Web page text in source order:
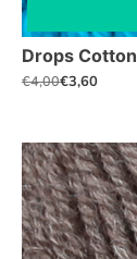
Drops
€4,00
Algne
€4,00.
€3,60
Praegune
€3,60.